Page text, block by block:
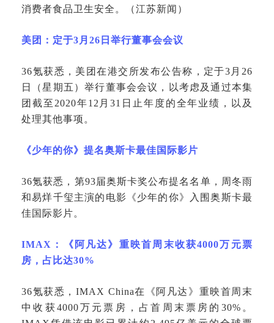
消费者食品卫生安全。（江苏新闻）
美团：定于3月26日举行董事会会议
36氪获悉，美团在港交所发布公告称，定于3月26
日（星期五）举行董事会会议，以考虑及通过本集
团截至2020年12月31日止年度的全年业绩，以及
处理其他事项。
《少年的你》提名奥斯卡最佳国际影片
36氪获悉，第93届奥斯卡奖公布提名名单，周冬雨
和易烊千玺主演的电影《少年的你》入围奥斯卡最
佳国际影片。
IMAX：《阿凡达》重映首周末收获4000万元票
房，占比达30%
36氪获悉，IMAX China在《阿凡达》重映首周末
中收获4000万元票房，占首周末票房的30%。